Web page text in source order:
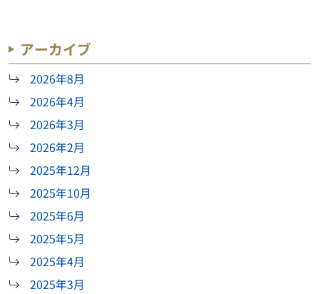
アーカイブ
2026年8月
2026年4月
2026年3月
2026年2月
2025年12月
2025年10月
2025年6月
2025年5月
2025年4月
2025年3月